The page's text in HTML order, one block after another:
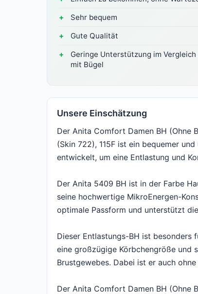
Sehr bequem
Gute Qualität
Geringe Unterstützung im Vergleich
mit Bügel
Unsere Einschätzung
Der Anita Comfort Damen BH (Ohne
(Skin 722), 115F ist ein bequemer
entwickelt, um eine Entlastung und
Der Anita 5409 BH ist in der Farbe
seine hochwertige MikroEnergen-
optimale Passform und unterstützt
Dieser Entlastungs-BH ist besonders
eine großzügige Körbchengröße und
Brustgewebes. Dabei ist er auch
Der Anita Comfort Damen BH (Ohne